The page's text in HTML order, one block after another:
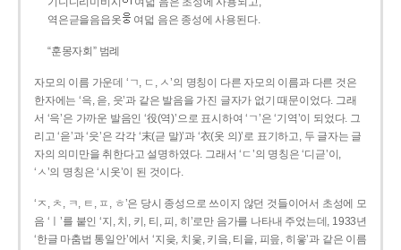
역은귿을음읍옷
여덟 음은 종성에 사용된다.
“훈몽자회” 범례
자모의 이름 가운데 ‘ㄱ, ㄷ, ㅅ’의 명칭이 다른 자모의 이름과 다른 것은
한자에는 ‘윽, 읃, 읏’과 같은 발음을 가진 글자가 없기 때문이었다. 그래
서 ‘윽’은 가까운 발음인 ‘役(역)’으로 표시하여 ‘ㄱ’은 ‘기역’이 되었다. 그
리고 ‘읃’과 ‘읏’은 각각 ‘末(귿 말)’과 ‘衣(옷 의)’로 표기하고, 두 글자는 글
자의 의미만을 취한다고 설명하였다. 그래서 ‘ㄷ’의 명칭은 ‘디귿’이,
‘ㅅ’의 명칭은 ‘시옷’이 된 것이다.
‘ㅈ, ㅊ, ㅋ, ㅌ, ㅍ, ㅎ’은 당시 종성으로 쓰이지 않던 것들이어서 초성에 모
음 ‘ㅣ’를 붙인 ‘지, 치, 키, 티, 피, 히’로만 음가를 나타내 주었는데, 1933년
‘한글 마춤법 통일안’에서 ‘지읒, 치읓, 키읔, 티읕, 피읖, 히읗’과 같은 이름